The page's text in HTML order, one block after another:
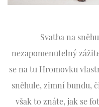
Svatba na
nezapomenutelný
se na tu Hromovku
sněhule, zimní bundu,
však to znáte, jak se